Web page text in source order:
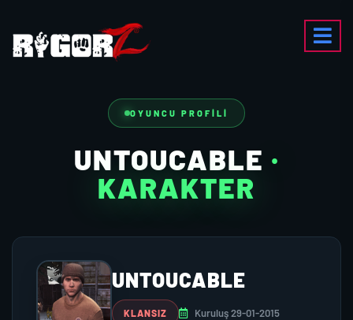
OYUNCU PROFILI
UNTOUCABLE ·
KARAKTER
UNTOUCABLE
KLANSIZ Kuruluş 29-01-2015